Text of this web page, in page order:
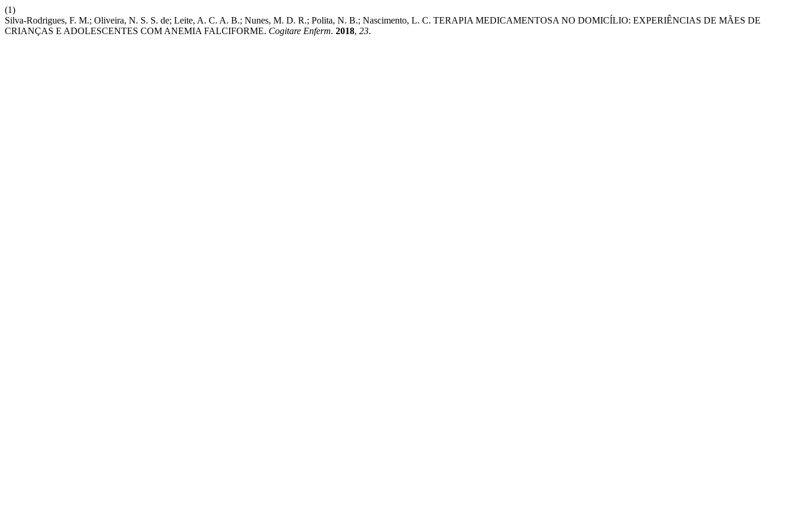
(1)
Silva-Rodrigues, F. M.; Oliveira, N. S. S. de; Leite, A. C. A. B.; Nunes, M. D. R.; Polita, N. B.; Nascimento, L. C. TERAPIA MEDICAMENTOSA NO DOMICÍLIO: EXPERIÊNCIAS DE MÃES DE
CRIANÇAS E ADOLESCENTES COM ANEMIA FALCIFORME. Cogitare Enferm. 2018, 23.